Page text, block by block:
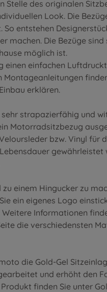
Stelle des originalen
Look. Die
entstehen
machen. Die Bezüge
möglich ist.
einen einfachen
Montageanleitungen
erklären.
strapazierfähig und
Motorradsitzbezug
bzw. Vinyl für
gewährleistet
einem Hingucker zu
ein eigenes Logo
Informationen
die verschiedensten
die Gold-Gel
und erhöht den
finden Sie unter